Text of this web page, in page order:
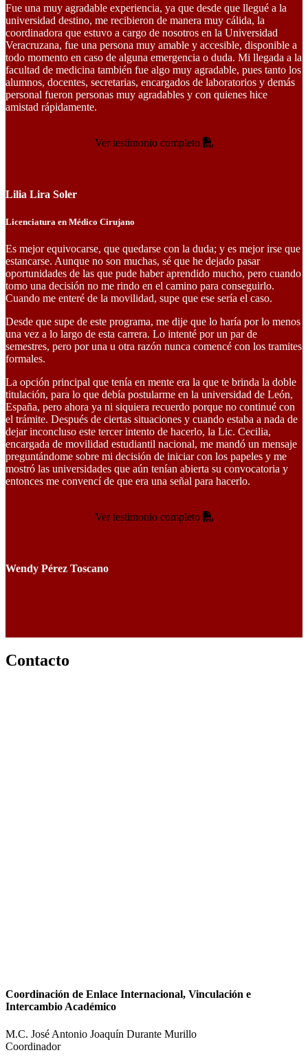
Fue una muy agradable experiencia, ya que desde que llegué a la
universidad destino, me recibieron de manera muy cálida, la
coordinadora que estuvo a cargo de nosotros en la Universidad
Veracruzana, fue una persona muy amable y accesible, disponible a
todo momento en caso de alguna emergencia o duda. Mi llegada a la
facultad de medicina también fue algo muy agradable, pues tanto los
alumnos, docentes, secretarias, encargados de laboratorios y demás
personal fueron personas muy agradables y con quienes hice
amistad rápidamente.
Ver testimonio completo
Lilia Lira Soler
Licenciatura en Médico Cirujano
Es mejor equivocarse, que quedarse con la duda; y es mejor irse que
estancarse. Aunque no son muchas, sé que he dejado pasar
oportunidades de las que pude haber aprendido mucho, pero cuando
tomo una decisión no me rindo en el camino para conseguirlo.
Cuando me enteré de la movilidad, supe que ese sería el caso.
Desde que supe de este programa, me dije que lo haría por lo menos
una vez a lo largo de esta carrera. Lo intenté por un par de
semestres, pero por una u otra razón nunca comencé con los tramites
formales.
La opción principal que tenía en mente era la que te brinda la doble
titulación, para lo que debía postularme en la universidad de León,
España, pero ahora ya ni siquiera recuerdo porque no continué con
el trámite. Después de ciertas situaciones y cuando estaba a nada de
dejar inconcluso este tercer intento de hacerlo, la Lic. Cecilia,
encargada de movilidad estudiantil nacional, me mandó un mensaje
preguntándome sobre mi decisión de iniciar con los papeles y me
mostró las universidades que aún tenían abierta su convocatoria y
entonces me convencí de que era una señal para hacerlo.
Ver testimonio completo
Wendy Pérez Toscano
Contacto
Coordinación de Enlace Internacional, Vinculación e
Intercambio Académico
M.C. José Antonio Joaquín Durante Murillo
Coordinador